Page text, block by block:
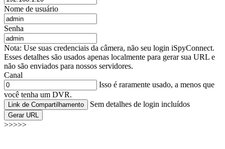
Nome de usuário
Senha
Nota: Use suas credenciais da câmera, não seu login iSpyConnect.
Esses detalhes são usados apenas localmente para gerar sua URL e
não são enviados para nossos servidores.
Canal
Isso é raramente usado, a menos que
você tenha um DVR.
Link de Compartilhamento Sem detalhes de login incluídos
Gerar URL
>>>>>